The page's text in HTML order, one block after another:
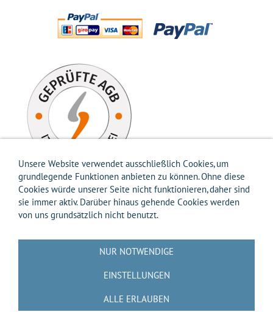
Versandkosten-InfoZahlungsarten-InfoHilfeDatenschutz
Entsorgung gemäß Verpackungsverordnung
🟨📝 VERTRAG WIDERRUFEN 📝🟨
Unsere Website verwendet ausschließlich Cookies, um
grundlegende Funktionen anbieten zu können. Ohne diese
Cookies würde unserer Seite nicht funktionieren, daher sind
sie immer aktiv. Darüber hinaus gehende Cookies werden
von uns grundsätzlich nicht benutzt.
NUR NOTWENDIGE
EINSTELLUNGEN
ALLE ERLAUBEN